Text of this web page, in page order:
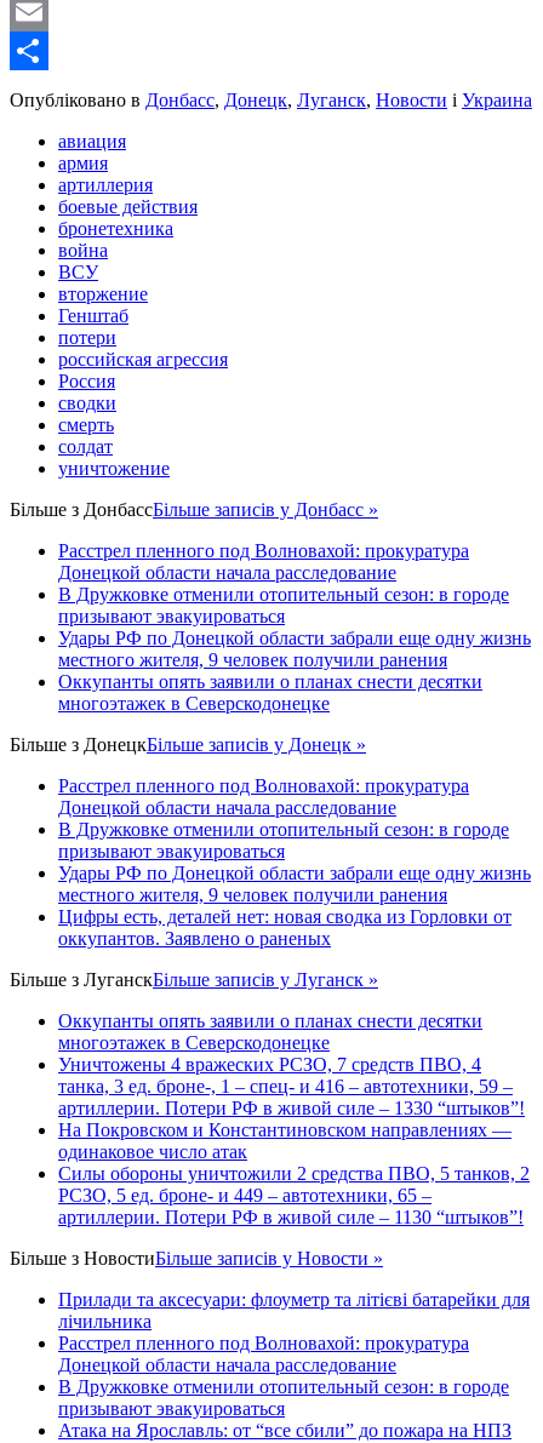
WordPress
Email
Share
Опубліковано в Донбасс, Донецк, Луганск, Новости і Украина
авиация
армия
артиллерия
боевые действия
бронетехника
война
ВСУ
вторжение
Генштаб
потери
российская агрессия
Россия
сводки
смерть
солдат
уничтожение
Більше з ДонбассБільше записів у Донбасс »
Расстрел пленного под Волновахой: прокуратура
Донецкой области начала расследование
В Дружковке отменили отопительный сезон: в городе
призывают эвакуироваться
Удары РФ по Донецкой области забрали еще одну жизнь
местного жителя, 9 человек получили ранения
Оккупанты опять заявили о планах снести десятки
многоэтажек в Северскодонецке
Більше з ДонецкБільше записів у Донецк »
Расстрел пленного под Волновахой: прокуратура
Донецкой области начала расследование
В Дружковке отменили отопительный сезон: в городе
призывают эвакуироваться
Удары РФ по Донецкой области забрали еще одну жизнь
местного жителя, 9 человек получили ранения
Цифры есть, деталей нет: новая сводка из Горловки от
оккупантов. Заявлено о раненых
Більше з ЛуганскБільше записів у Луганск »
Оккупанты опять заявили о планах снести десятки
многоэтажек в Северскодонецке
Уничтожены 4 вражеских РСЗО, 7 средств ПВО, 4
танка, 3 ед. броне-, 1 – спец- и 416 – автотехники, 59 –
артиллерии. Потери РФ в живой силе – 1330 “штыков”!
На Покровском и Константиновском направлениях —
одинаковое число атак
Силы обороны уничтожили 2 средства ПВО, 5 танков, 2
РСЗО, 5 ед. броне- и 449 – автотехники, 65 –
артиллерии. Потери РФ в живой силе – 1130 “штыков”!
Більше з НовостиБільше записів у Новости »
Прилади та аксесуари: флоуметр та літієві батарейки для
лічильника
Расстрел пленного под Волновахой: прокуратура
Донецкой области начала расследование
В Дружковке отменили отопительный сезон: в городе
призывают эвакуироваться
Атака на Ярославль: от “все сбили” до пожара на НПЗ